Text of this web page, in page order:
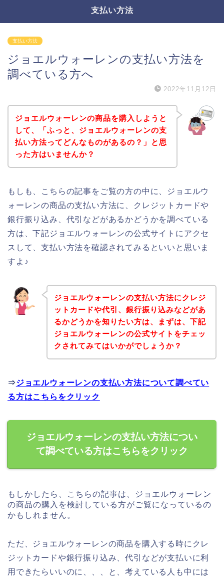
支払い方法
支払い方法
ジョエルウォーレンの支払い方法を
調べている方へ
2022年11月12日
ジョエルウォーレンの商品を購入しようと
して、「ふっと、ジョエルウォーレンの支
払い方法ってどんなものがあるの？」と思
った方はいませんか？
もしも、こちらの記事をご覧の方の中に、ジョエルウ
ォーレンの商品の支払い方法に、クレジットカードや
銀行振り込み、代引などがあるかどうかを調べている
方は、下記ジョエルウォーレンの公式サイトにアクセ
スして、支払い方法を確認されてみるといいと思いま
すよ♪
ジョエルウォーレンの支払い方法にクレジ
ットカードや代引、銀行振り込みなどがあ
るかどうかを知りたい方は、まずは、下記
ジョエルウォーレンの公式サイトをチェッ
クされてみてはいかがでしょうか？
⇒ジョエルウォーレンの支払い方法について調べてい
る方はこちらをクリック
ジョエルウォーレンの支払い方法につい
て調べている方はこちらをクリック
もしかしたら、こちらの記事は、ジョエルウォーレン
の商品の購入を検討している方がご覧になっているの
かもしれません。
ただ、ジョエルウォーレンの商品を購入する時にクレ
ジットカードや銀行振り込み、代引などが支払いに利
用できたらいいのに、、、と、考えている人も中には